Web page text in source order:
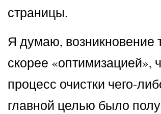
страницы.
Я думаю, возникновение
скорее «оптимизацией»,
процесс очистки чего-
главной целью было